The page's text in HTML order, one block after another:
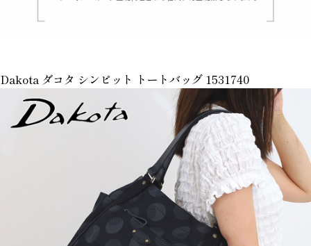
Dakota ダコタ シンピット トートバッグ 1531740